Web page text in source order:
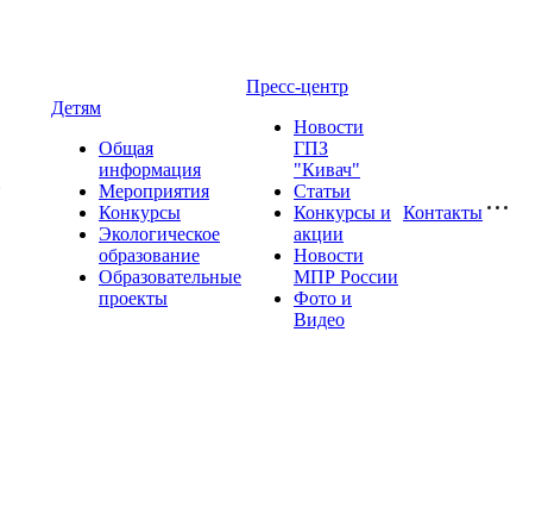
Детям
Общая
информация
Мероприятия
Конкурсы
Экологическое
образование
Образовательные
проекты
Пресс-центр
Новости
ГПЗ
"Кивач"
Статьи
Конкурсы и
акции
Новости
МПР России
Фото и
Видео
Контакты